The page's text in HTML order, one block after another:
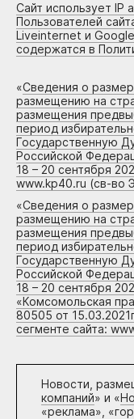
Сайт использует IP
Пользователей
Liveinternet и
содержатся в
«Сведения о
размещению на
размещения
период
Государственную
Российской
18 – 20 сентября
www.kp40.ru (св-во
«Сведения о
размещению на
размещения
период
Государственную
Российской
18 – 20 сентября
«Комсомольская
80505 от
сегменте сайта:
Новости,
компаний» и «
«реклама»,